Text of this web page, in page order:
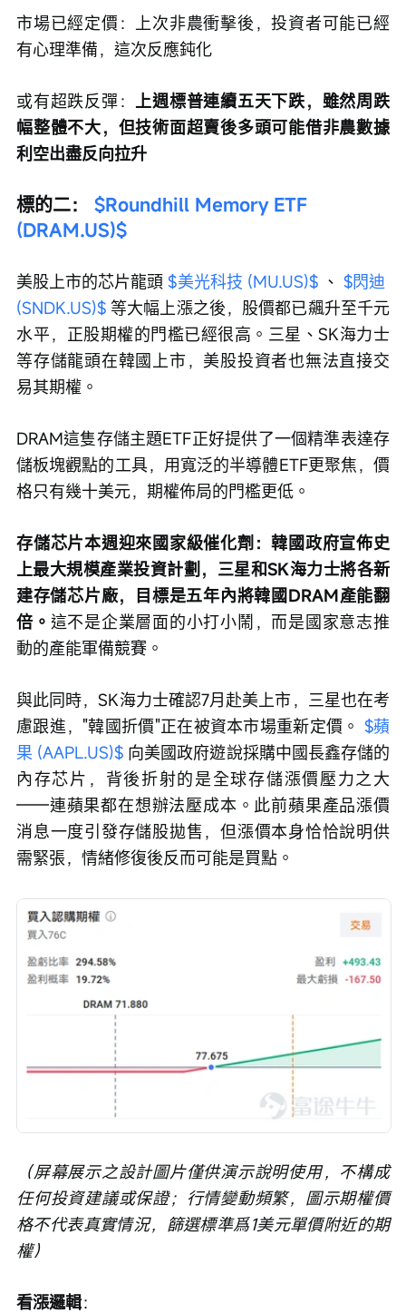
市場已經定價：上次非農衝擊後，投資者可能已經
有心理準備，這次反應鈍化
或有超跌反彈： 上週標普連續五天下跌，雖然周跌
幅整體不大，但技術面超賣後多頭可能借非農數據
利空出盡反向拉升
標的二： $Roundhill Memory ETF
(DRAM.US)$
美股上市的芯片龍頭 $美光科技 (MU.US)$ 、 $閃迪
(SNDK.US)$ 等大幅上漲之後，股價都已飆升至千元
水平，正股期權的門檻已經很高。三星、SK海力士
等存儲龍頭在韓國上市，美股投資者也無法直接交
易其期權。
DRAM這隻存儲主題ETF正好提供了一個精準表達存
儲板塊觀點的工具，用寬泛的半導體ETF更聚焦，價
格只有幾十美元，期權佈局的門檻更低。
存儲芯片本週迎來國家級催化劑：韓國政府宣佈史
上最大規模產業投資計劃，三星和SK海力士將各新
建存儲芯片廠，目標是五年內將韓國DRAM產能翻
倍。 這不是企業層面的小打小鬧，而是國家意志推
動的產能軍備競賽。
與此同時，SK海力士確認7月赴美上市，三星也在考
慮跟進，"韓國折價"正在被資本市場重新定價。 $蘋
果 (AAPL.US)$ 向美國政府遊說採購中國長鑫存儲的
內存芯片，背後折射的是全球存儲漲價壓力之大
——連蘋果都在想辦法壓成本。此前蘋果產品漲價
消息一度引發存儲股拋售，但漲價本身恰恰說明供
需緊張，情緒修復後反而可能是買點。
（屏幕展示之設計圖片僅供演示說明使用，不構成
任何投資建議或保證；行情變動頻繁，圖示期權價
格不代表真實情況，篩選標準爲1美元單價附近的期
權）
看漲邏輯：